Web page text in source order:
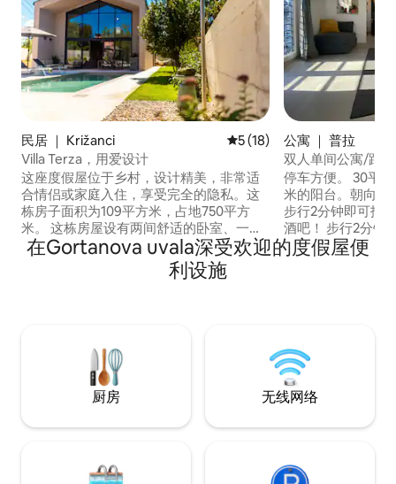
民居 ｜ Križanci 平均评分 5 分（满分 5 分）
5 (18)
Villa Terza，用爱设计
这座度假屋位于乡村，设计精美，非常适
合情侣或家庭入住，享受完全的隐私。这
栋房子面积为109平方米，占地750平方
米。 这栋房屋设有两间舒适的卧室、一间
卫生间、一间客厅、一间设备齐全的厨
房，以及一个美丽的室外区域，配备燃气
烧烤炉和带加热功能的热水浴缸。 本房源
场，可停放2辆汽车。
公寓 ｜ 普拉
双人单间公寓/距
停车方便。 30平方米的应用程序+ 10平方
米的阳台。朝向-
步行2分钟即可抵
酒吧！ 步行2分钟即可抵达全新的普拉市游
泳池。步行5分钟
行7分钟即可抵达
在Gortanova uvala深受欢迎的度假屋便
利设施
厨房 无线网络